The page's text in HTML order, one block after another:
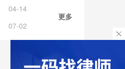
04-14
07-02
更多